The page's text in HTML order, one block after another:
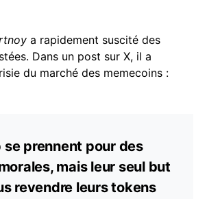
a rapidement suscité des
Dans un post sur X, il a
du marché des memecoins :
se prennent pour des
mais leur seul but
revendre leurs tokens